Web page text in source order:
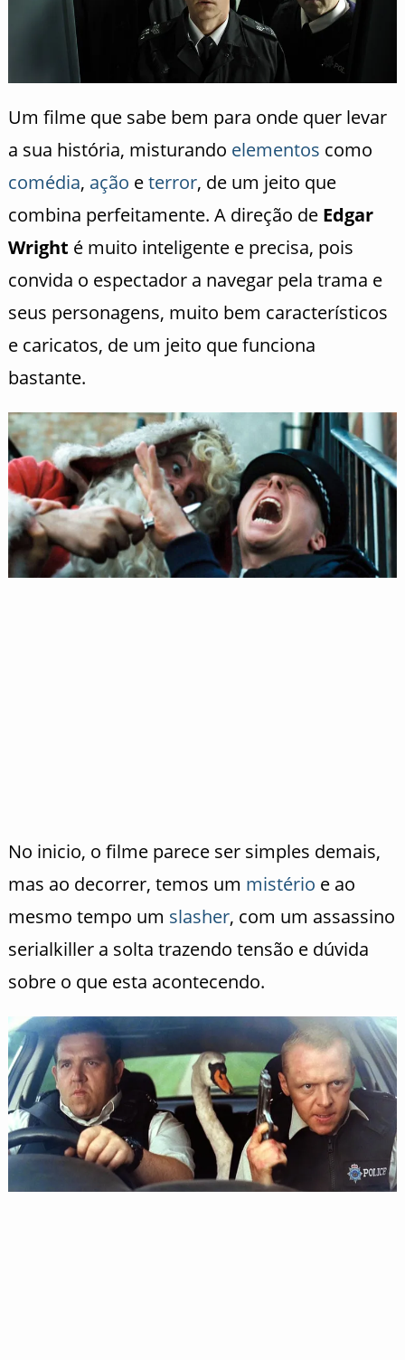
Um filme que sabe bem para onde quer levar
a sua história, misturando elementos como
comédia, ação eterror, de um jeito que
combina perfeitamente. A direção de Edgar
Wright é muito inteligente e precisa, pois
convida o espectador a navegar pela trama e
seus personagens, muito bem característicos
e caricatos, de um jeito que funciona
bastante.
No inicio, o filme parece ser simples demais,
mas ao decorrer, temos um mistério e ao
mesmo tempo um slasher, com um assassino
serialkiller a solta trazendo tensão e dúvida
sobre o que esta acontecendo.